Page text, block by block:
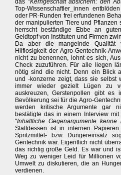
das "Kerngeschäft absichern: den
Top-Wissenschaftler_innen
oder PR-Runden frei erfundenen
der manipulierten Tiere und Pflanzen
herrscht beständige Ebbe an
Geldtopf von Instituten und Firmen
Da aber die mangelnde Qualität
Hilflosigkeit der Agro-Gentechnik-
nicht zu benennen, lohnt es sich,
Check zuzuführen. Für alle liegen
nötig sind die nicht. Denn ein Blick
und -konzerne zeigt, dass sie selbst
immer wieder gezielt Lügen zu
auskreuzen, Gerstenpollen gibt
Bevölkerung sei für die Agro-
werden kritische Argumente gar
bestätigte das in einem Interview mit
"Inhaltliche Gegenargumente
Stattdessen ist in internen
Spritzmittel- bzw. Düngereinsatz
Gentechnik war. Eigentlich nicht
das richtig große Geld. Es war und
Weg zu weniger Leid für Millionen
Umwelt zu diskutieren, die an
verdienen.